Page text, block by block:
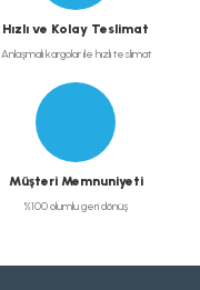
Hızlı ve Kolay Teslimat
Anlaşmalı kargolar ile hızlı teslimat
Müşteri Memnuniyeti
%100 olumlu geri dönüş